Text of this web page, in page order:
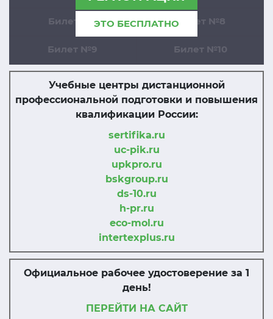
ЭТО БЕСПЛАТНО
Билет №7 Билет №8
Билет №9 Билет №10
Учебные центры дистанционной
профессиональной подготовки и повышения
квалификации России:
sertifika.ru
uc-pik.ru
upkpro.ru
bskgroup.ru
ds-10.ru
h-pr.ru
eco-mol.ru
intertexplus.ru
Официальное рабочее удостоверение за 1
день!
ПЕРЕЙТИ НА САЙТ